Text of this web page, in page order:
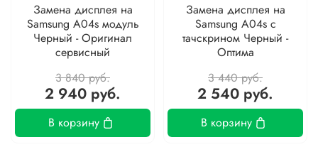
Замена дисплея на
Samsung A04s модуль
Черный - Оригинал
сервисный
3 840 руб.
2 940 руб.
В корзину
Замена дисплея на
Samsung A04s с
тачскрином Черный -
Оптима
3 440 руб.
2 540 руб.
В корзину